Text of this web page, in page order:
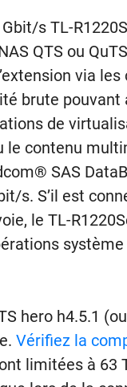
s TL-
QTS ou
via
brute pouvant
de
contenu
SAS
s. S’il est
le TL-
hero h4.5.1
Vérifiez la
limitées à 63